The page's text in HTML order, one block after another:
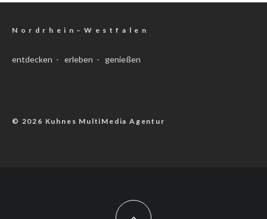
N o r d r h e i n – W e s t f a l e n
entdecken - erleben - genießen
© 2026 Kuhnes MultiMedia Agentur